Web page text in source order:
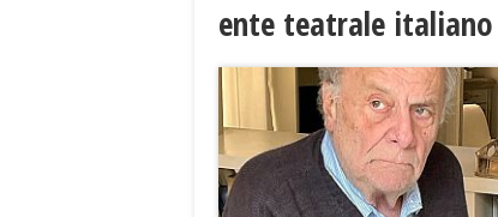
ente teatrale